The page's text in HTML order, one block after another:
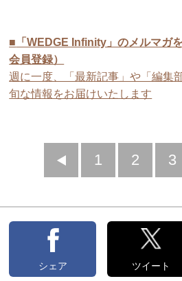
■ 「WEDGE Infinity」のメルマガ
会員登録）
週に一度、「最新記事」や「編集
旬な情報をお届けいたします
前
1 2 3
シェア ツイート